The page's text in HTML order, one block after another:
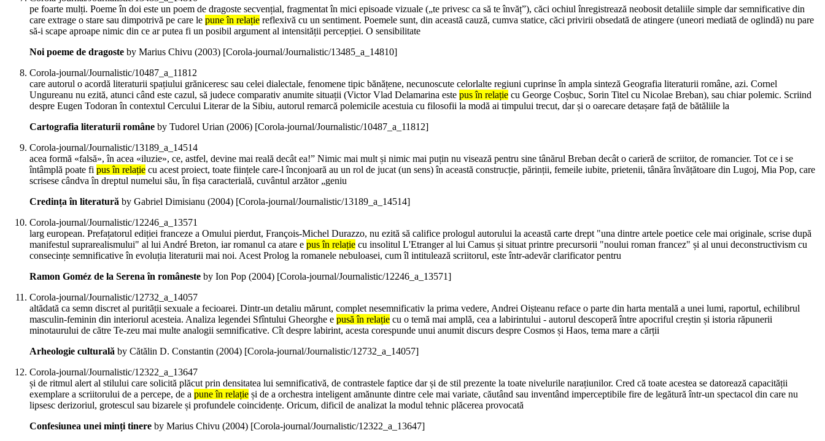
pe foarte mulți. Poeme în doi este un poem de dragoste secvențial, fragmentat în mici episoade vizuale („te privesc ca să te învăț”), căci ochiul înregistrează neobosit detaliile simple dar semnificative din
care extrage o stare sau dimpotrivă pe care le pune în relație reflexivă cu un sentiment. Poemele sunt, din această cauză, cumva statice, căci privirii obsedată de atingere (uneori mediată de oglindă) nu pare
să-i scape aproape nimic din ce ar putea fi un posibil argument al intensității percepției. O sensibilitate
Noi poeme de dragoste by Marius Chivu (2003) [Corola-journal/Journalistic/13485_a_14810]
Corola-journal/Journalistic/10487_a_11812
care autorul o acordă literaturii spațiului grăniceresc sau celei dialectale, fenomene tipic bănățene, necunoscute celorlalte regiuni cuprinse în ampla sinteză Geografia literaturii române, azi. Cornel
Ungureanu nu ezită, atunci când este cazul, să judece comparativ anumite situații (Victor Vlad Delamarina este pus în relație cu George Coșbuc, Sorin Titel cu Nicolae Breban), sau chiar polemic. Scriind
despre Eugen Todoran în contextul Cercului Literar de la Sibiu, autorul remarcă polemicile acestuia cu filosofii la modă ai timpului trecut, dar și o oarecare detașare față de bătăliile la
Cartografia literaturii române by Tudorel Urian (2006) [Corola-journal/Journalistic/10487_a_11812]
Corola-journal/Journalistic/13189_a_14514
acea formă «falsă», în acea «iluzie», ce, astfel, devine mai reală decât ea!” Nimic mai mult și nimic mai puțin nu visează pentru sine tânărul Breban decât o carieră de scriitor, de romancier. Tot ce i se
întâmplă poate fi pus în relație cu acest proiect, toate ființele care-l înconjoară au un rol de jucat (un sens) în această construcție, părinții, femeile iubite, prietenii, tânăra învățătoare din Lugoj, Mia Pop, care
scrisese cândva în dreptul numelui său, în fișa caracterială, cuvântul arzător „geniu
Credința în literatură by Gabriel Dimisianu (2004) [Corola-journal/Journalistic/13189_a_14514]
Corola-journal/Journalistic/12246_a_13571
larg european. Prefațatorul ediției franceze a Omului pierdut, François-Michel Durazzo, nu ezită să califice prologul autorului la această carte drept "una dintre artele poetice cele mai originale, scrise după
manifestul suprarealismului" al lui André Breton, iar romanul ca atare e pus în relație cu insolitul L'Etranger al lui Camus și situat printre precursorii "noului roman francez" și al unui deconstructivism cu
consecințe semnificative în evoluția literaturii mai noi. Acest Prolog la romanele nebuloasei, cum îl intitulează scriitorul, este într-adevăr clarificator pentru
Ramon Goméz de la Serena în româneste by Ion Pop (2004) [Corola-journal/Journalistic/12246_a_13571]
Corola-journal/Journalistic/12732_a_14057
altădată ca semn discret al purității sexuale a fecioarei. Dintr-un detaliu mărunt, complet nesemnificativ la prima vedere, Andrei Oișteanu reface o parte din harta mentală a unei lumi, raportul, echilibrul
masculin-feminin din interiorul acesteia. Analiza legendei Sfîntului Gheorghe e pusă în relație cu o temă mai amplă, cea a labirintului - autorul descoperă între apocriful creștin și istoria răpunerii
minotaurului de către Te-zeu mai multe analogii semnificative. Cît despre labirint, acesta corespunde unui anumit discurs despre Cosmos și Haos, tema mare a cărții
Arheologie culturală by Cătălin D. Constantin (2004) [Corola-journal/Journalistic/12732_a_14057]
Corola-journal/Journalistic/12322_a_13647
și de ritmul alert al stilului care solicită plăcut prin densitatea lui semnificativă, de contrastele faptice dar și de stil prezente la toate nivelurile narațiunilor. Cred că toate acestea se datorează capacității
exemplare a scriitorului de a percepe, de a pune în relație și de a orchestra inteligent amănunte dintre cele mai variate, căutând sau inventând imperceptibile fire de legătură într-un spectacol din care nu
lipsesc derizoriul, grotescul sau bizarele și profundele coincidențe. Oricum, dificil de analizat la modul tehnic plăcerea provocată
Confesiunea unei minți tinere by Marius Chivu (2004) [Corola-journal/Journalistic/12322_a_13647]